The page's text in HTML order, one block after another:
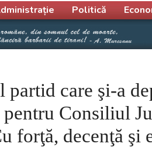
care şi-a
Consiliul
forţă, decenţă şi
Politică